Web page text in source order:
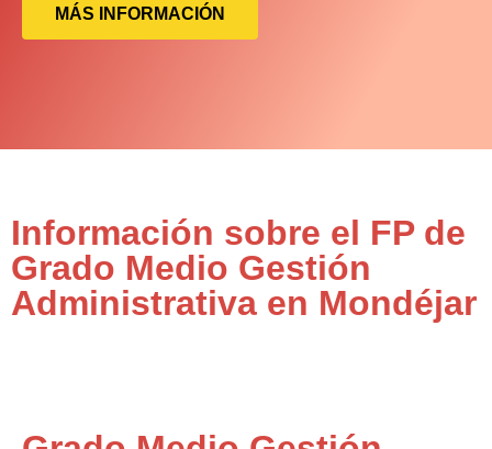
MÁS INFORMACIÓN
Información sobre el FP de
Grado Medio Gestión
Administrativa en Mondéjar